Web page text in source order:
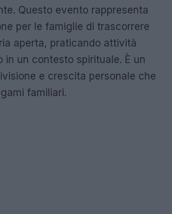
Questo evento rappresenta
per le famiglie di trascorrere
aperta, praticando attività
in un contesto spirituale. È un
e crescita personale che
familiari.